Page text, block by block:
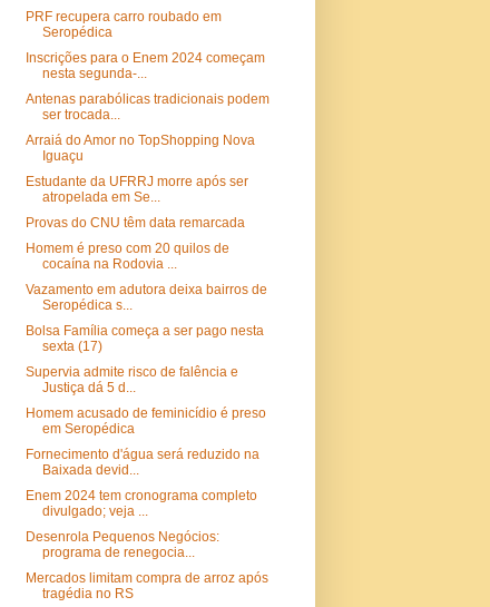
PRF recupera carro roubado em
Seropédica
Inscrições para o Enem 2024 começam
nesta segunda-...
Antenas parabólicas tradicionais podem
ser trocada...
Arraiá do Amor no TopShopping Nova
Iguaçu
Estudante da UFRRJ morre após ser
atropelada em Se...
Provas do CNU têm data remarcada
Homem é preso com 20 quilos de
cocaína na Rodovia ...
Vazamento em adutora deixa bairros de
Seropédica s...
Bolsa Família começa a ser pago nesta
sexta (17)
Supervia admite risco de falência e
Justiça dá 5 d...
Homem acusado de feminicídio é preso
em Seropédica
Fornecimento d'água será reduzido na
Baixada devid...
Enem 2024 tem cronograma completo
divulgado; veja ...
Desenrola Pequenos Negócios:
programa de renegocia...
Mercados limitam compra de arroz após
tragédia no RS